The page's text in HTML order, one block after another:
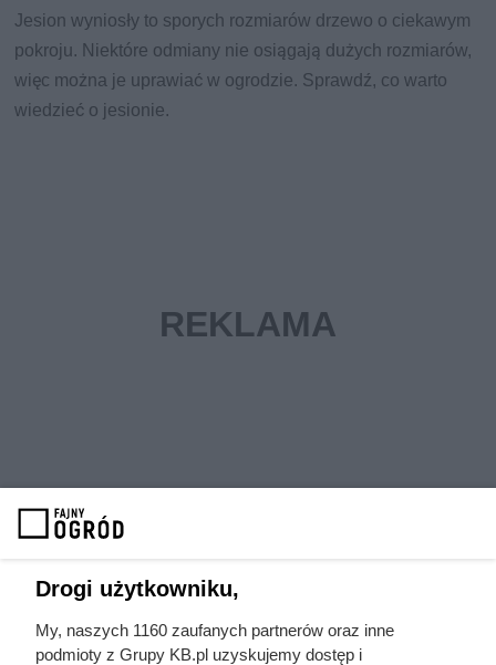
Jesion wyniosły to sporych rozmiarów drzewo o ciekawym
pokroju. Niektóre odmiany nie osiągają dużych rozmiarów,
więc można je uprawiać w ogrodzie. Sprawdź, co warto
wiedzieć o jesionie.
Drogi użytkowniku,
My, naszych 1160 zaufanych partnerów oraz inne
podmioty z Grupy KB.pl uzyskujemy dostęp i